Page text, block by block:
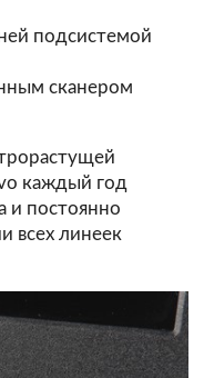
подсистемой
сканером
каждый год
и постоянно
всех линеек